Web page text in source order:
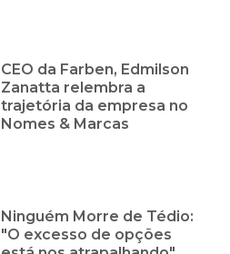
CEO da Farben, Edmilson
Zanatta relembra a
trajetória da empresa no
Nomes & Marcas
Ninguém Morre de Tédio:
"O excesso de opções